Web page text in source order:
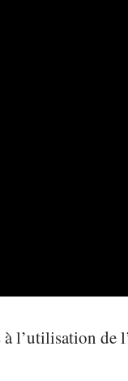
l’utilisation de